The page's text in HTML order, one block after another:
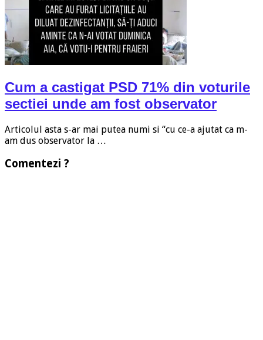
Cum a castigat PSD 71% din voturile
sectiei unde am fost observator
Articolul asta s-ar mai putea numi si “cu ce-a ajutat ca m-
am dus observator la …
Comentezi ?